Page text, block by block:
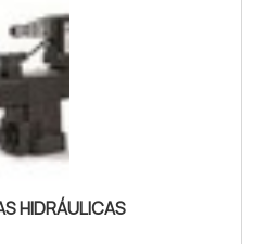
materiais como
Disponíveis
como esfera,
vedação
em sistemas
industriais.
HIDRÁULICAS